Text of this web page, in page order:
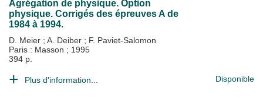
Agrégation de physique. Option
physique. Corrigés des épreuves A de
1984 à 1994.
D. Meier ; A. Deiber ; F. Paviet-Salomon
Paris : Masson ; 1995
394 p.
Plus d'information... Disponible